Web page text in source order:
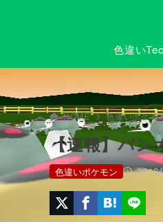
色違い
HOME 色違いポケモ
【速報】パ
2013
色違いポケモン